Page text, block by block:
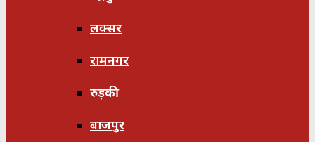
लक्सर
रामनगर
रुड़की
बाजपुर